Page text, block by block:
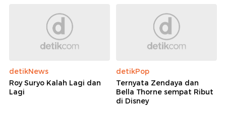
detikNews
Roy Suryo Kalah Lagi dan
Lagi
detikPop
Ternyata Zendaya dan
Bella Thorne sempat Ribut
di Disney